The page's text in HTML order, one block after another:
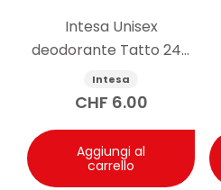
Intesa Unisex
deodorante Tatto 24h
125ml
Intesa
CHF 6.00
Aggiungi al
carrello